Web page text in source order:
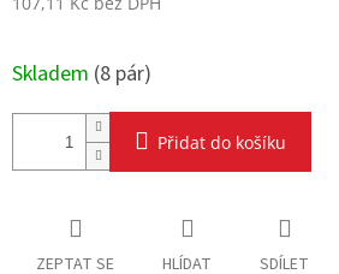
cena:
Skladem (8 pár)
Přidat do košíku
ZEPTAT SE HLÍDAT SDÍLET